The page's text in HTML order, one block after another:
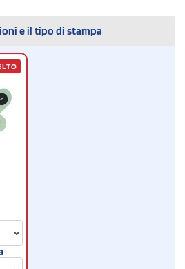
e il tipo di stampa
x 30